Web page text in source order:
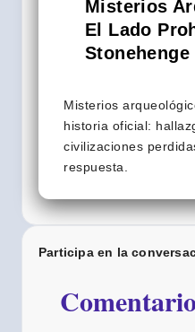
Misterios
El Lado
Stonehenge
Misterios
historia oficial:
civilizaciones
respuesta.
Participa en la